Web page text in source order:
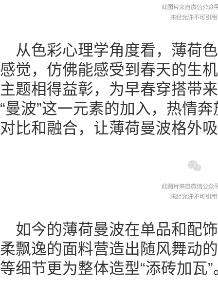
从色彩心理学角度看，薄荷
感觉，仿佛能感受到春天的生
主题相得益彰，为早春穿搭带
“曼波”这一元素的加入，热情
对比和融合，让薄荷曼波格外
如今的薄荷曼波在单品和配
柔飘逸的面料营造出随风舞动
等细节更为整体造型“添砖加瓦”